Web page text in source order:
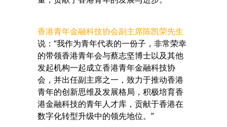
香港青年金融科技协会副主席陈凯荣先生
说：“我作为青年代表的一份子，非常荣幸
的带领香港青年会与蔡志坚博士以及其他
发起机构一起成立香港青年金融科技协
会，并出任副主席之一，致力于推动香港
青年的创新思维及发展格局，积极培育香
港金融科技的青年人才库，贡献于香港在
数字化转型升级中的领先地位。”